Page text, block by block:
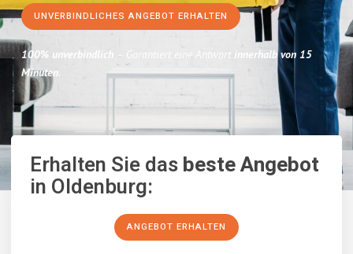
UNVERBINDLICHES ANGEBOT ERHALTEN
100% unverbindlich – Garantiert eine Antwort innerhalb von 15
Minuten.
Erhalten Sie dasbeste Angebot
in Oldenburg:
ANGEBOT ERHALTEN